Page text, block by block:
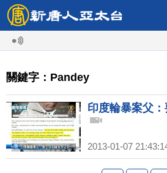
關鍵字：Pandey
印度輪暴案父
2013-01-07